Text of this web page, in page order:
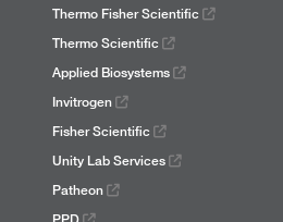
Thermo Fisher Scientific
Thermo Scientific
Applied Biosystems
Invitrogen
Fisher Scientific
Unity Lab Services
Patheon